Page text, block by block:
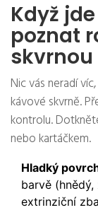
Když
poznat
skvrnou
Nic vás neradí
kávové skvrně.
kontrolu.
nebo kartáčkem.
Hladký
barvě
extrinziční